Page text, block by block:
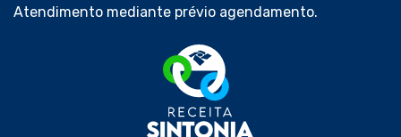
Atendimento mediante prévio agendamento.